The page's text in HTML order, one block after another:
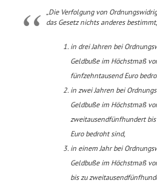
„Die Verfolgung von
das Gesetz nichts anderes bestimmt,
in drei Jahren bei
Geldbuße im Höchstmaß
fünfzehntausend Euro
in zwei Jahren bei
Geldbuße im Höchstmaß
zweitausendfünfhundert
Euro bedroht sind,
in einem Jahr bei
Geldbuße im Höchstmaß
bis zu